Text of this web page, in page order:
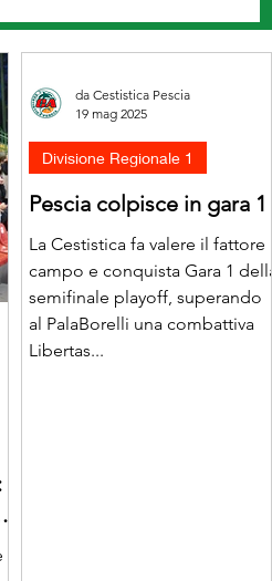
Pescia colpisce in gara 1
La Cestistica fa valere il fattore
campo e conquista Gara 1 della
semifinale playoff, superando
al PalaBorelli una combattiva
Libertas...
Divisione Regionale 1
da Cestistica Pescia
19 mag 2025